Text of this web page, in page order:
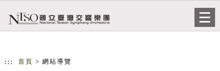
::: 首頁 > 網站導覽